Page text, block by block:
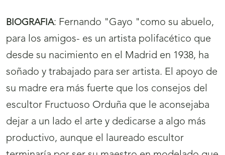
BIOGRAFIA: Fernando "Gayo "como su abuelo,
para los amigos- es un artista polifacético que
desde su nacimiento en el Madrid en 1938, ha
soñado y trabajado para ser artista. El apoyo de
su madre era más fuerte que los consejos del
escultor Fructuoso Orduña que le aconsejaba
dejar a un lado el arte y dedicarse a algo más
productivo, aunque el laureado escultor